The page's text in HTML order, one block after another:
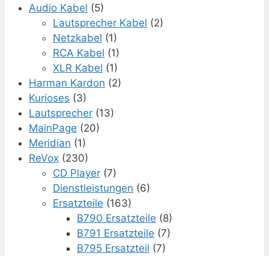
Audio Kabel (5)
Lautsprecher Kabel (2)
Netzkabel (1)
RCA Kabel (1)
XLR Kabel (1)
Harman Kardon (2)
Kurioses (3)
Lautsprecher (13)
MainPage (20)
Meridian (1)
ReVox (230)
CD Player (7)
Dienstleistungen (6)
Ersatzteile (163)
B790 Ersatzteile (8)
B791 Ersatzteile (7)
B795 Ersatzteil (7)